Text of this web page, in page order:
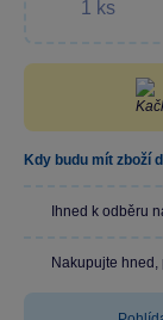
Kdy budu mít zboží
Ihned k odběru
Nakupujte